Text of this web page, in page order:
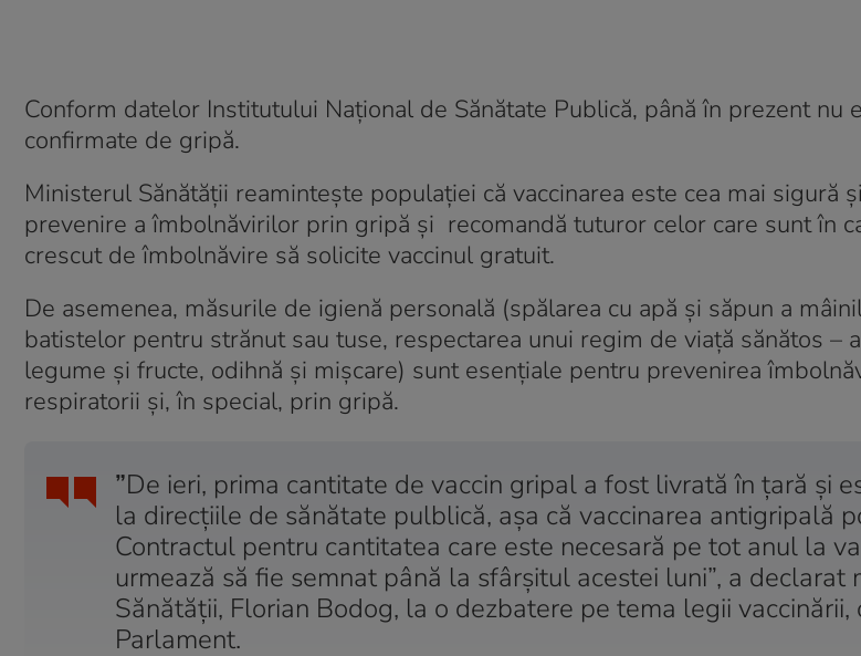
Conform datelor Institutului Naţional de Sănătate Publică, până în prezent nu
confirmate de gripă.
Ministerul Sănătăţii reaminteşte populaţiei că vaccinarea este cea mai sigură
prevenire a îmbolnăvirilor prin gripă şi recomandă tuturor celor care sunt în
crescut de îmbolnăvire să solicite vaccinul gratuit.
De asemenea, măsurile de igienă personală (spălarea cu apă şi săpun a
batistelor pentru strănut sau tuse, respectarea unui regim de viaţă sănătos –
legume şi fructe, odihnă şi mişcare) sunt esenţiale pentru prevenirea
respiratorii şi, în special, prin gripă.
”De ieri, prima cantitate de vaccin gripal a fost livrată în ţară şi
la direcţiile de sănătate pulblică, aşa că vaccinarea antigripală
Contractul pentru cantitatea care este necesară pe tot anul la
urmează să fie semnat până la sfârşitul acestei luni”, a declarat
Sănătăţii, Florian Bodog, la o dezbatere pe tema legii vaccinării,
Parlament.